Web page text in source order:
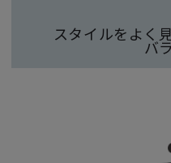
スタイルをよく
バ